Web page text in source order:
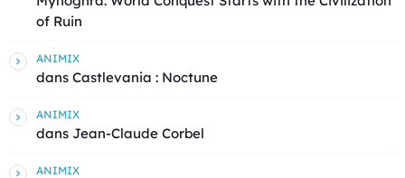
of Ruin
ANIMIX
dans Castlevania : Noctune
ANIMIX
dans Jean-Claude Corbel
ANIMIX